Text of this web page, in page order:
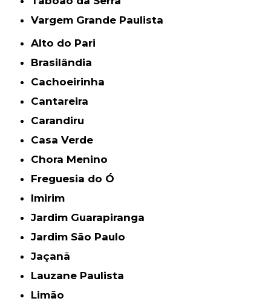
Vargem Grande Paulista
Alto do Pari
Brasilândia
Cachoeirinha
Cantareira
Carandiru
Casa Verde
Chora Menino
Freguesia do Ó
Imirim
Jardim Guarapiranga
Jardim São Paulo
Jaçanã
Lauzane Paulista
Limão